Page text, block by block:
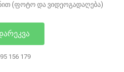
(ᲤᲝᲢᲝ ᲓᲐ ᲕᲘᲓᲔᲝᲒᲐᲓᲐᲦᲔᲑᲐ)
156 179